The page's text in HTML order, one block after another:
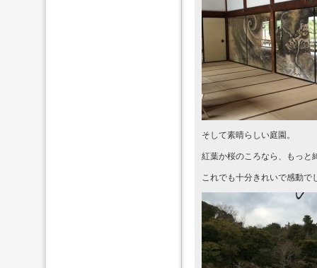
そして素晴らしい庭園。
紅葉か桜のころなら、もっと
これでも十分きれいで感動で